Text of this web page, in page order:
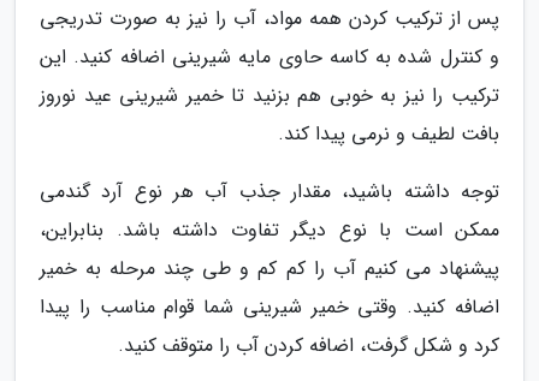
پس از ترکیب کردن همه مواد، آب را نیز به صورت تدریجی
و کنترل شده به کاسه حاوی مایه شیرینی اضافه کنید. این
ترکیب را نیز به خوبی هم بزنید تا خمیر شیرینی عید نوروز
بافت لطیف و نرمی پیدا کند.
توجه داشته باشید، مقدار جذب آب هر نوع آرد گندمی
ممکن است با نوع دیگر تفاوت داشته باشد. بنابراین،
پیشنهاد می کنیم آب را کم کم و طی چند مرحله به خمیر
اضافه کنید. وقتی خمیر شیرینی شما قوام مناسب را پیدا
کرد و شکل گرفت، اضافه کردن آب را متوقف کنید.